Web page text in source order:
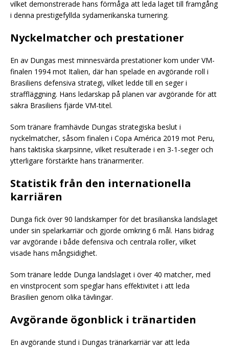
vilket demonstrerade hans förmåga att leda laget till framgång
i denna prestigefyllda sydamerikanska turnering.
Nyckelmatcher och prestationer
En av Dungas mest minnesvärda prestationer kom under VM-
finalen 1994 mot Italien, där han spelade en avgörande roll i
Brasiliens defensiva strategi, vilket ledde till en seger i
straffläggning. Hans ledarskap på planen var avgörande för att
säkra Brasiliens fjärde VM-titel.
Som tränare framhävde Dungas strategiska beslut i
nyckelmatcher, såsom finalen i Copa América 2019 mot Peru,
hans taktiska skarpsinne, vilket resulterade i en 3-1-seger och
ytterligare förstärkte hans tränarmeriter.
Statistik från den internationella
karriären
Dunga fick över 90 landskamper för det brasilianska landslaget
under sin spelarkarriär och gjorde omkring 6 mål. Hans bidrag
var avgörande i både defensiva och centrala roller, vilket
visade hans mångsidighet.
Som tränare ledde Dunga landslaget i över 40 matcher, med
en vinstprocent som speglar hans effektivitet i att leda
Brasilien genom olika tävlingar.
Avgörande ögonblick i tränartiden
En avgörande stund i Dungas tränarkarriär var att leda